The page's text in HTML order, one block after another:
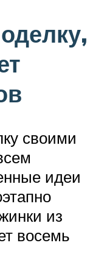
своими
идеи
из
восемь